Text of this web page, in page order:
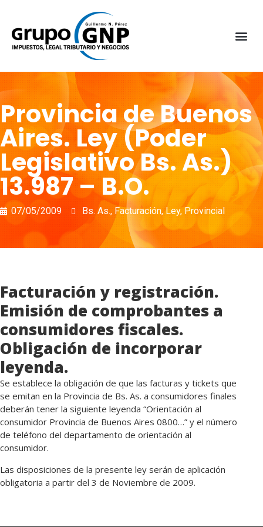
Provincia de Buenos
Aires. Ley (Poder
Legislativo Bs. As.)
13.987 – B.O.
07/05/2009 Bs. As., Facturación,Ley,Provincial
Facturación y registración.
Emisión de comprobantes a
consumidores fiscales.
Obligación de incorporar
leyenda.
Se establece la obligación de que las facturas y tickets que
se emitan en la Provincia de Bs. As. a consumidores finales
deberán tener la siguiente leyenda “Orientación al
consumidor Provincia de Buenos Aires 0800…” y el número
de teléfono del departamento de orientación al
consumidor.
Las disposiciones de la presente ley serán de aplicación
obligatoria a partir del 3 de Noviembre de 2009.